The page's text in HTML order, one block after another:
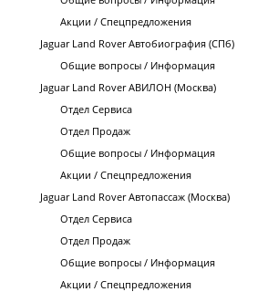
Акции / Спецпредложения
Jaguar Land Rover Автобиография (СПб)
Общие вопросы / Информация
Jaguar Land Rover АВИЛОН (Москва)
Отдел Сервиса
Отдел Продаж
Общие вопросы / Информация
Акции / Спецпредложения
Jaguar Land Rover Автопассаж (Москва)
Отдел Сервиса
Отдел Продаж
Общие вопросы / Информация
Акции / Спецпредложения